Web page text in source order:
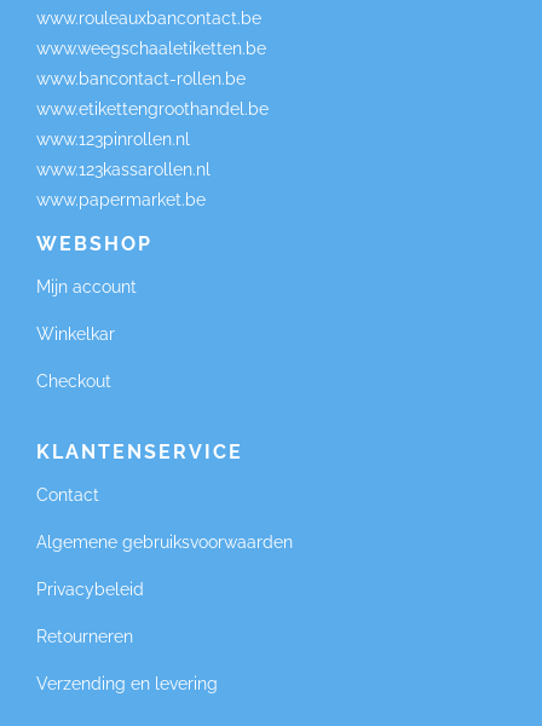
www.rouleauxbancontact.be
www.weegschaaletiketten.be
www.bancontact-rollen.be
www.etikettengroothandel.be
www.123pinrollen.nl
www.123kassarollen.nl
www.papermarket.be
WEBSHOP
Mijn account
Winkelkar
Checkout
KLANTENSERVICE
Contact
Algemene gebruiksvoorwaarden
Privacybeleid
Retourneren
Verzending en levering